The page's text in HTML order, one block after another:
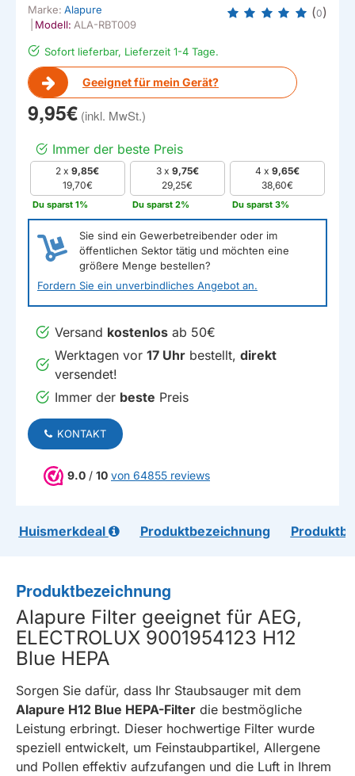
Sofort lieferbar, Lieferzeit 1-4 Tage.
Geeignet für mein Gerät?
Marke: Alapure
Modell: ALA-RBT009
(0)
9,95€
Immer der beste Preis
2 x9,85€
19,70€
Du sparst 1%
3 x 9,75€
29,25€
Du sparst 2%
4 x 9,65€
38,60€
Du sparst 3%
Sie sind ein Gewerbetreibender oder im
öffentlichen Sektor tätig und möchten eine
größere Menge bestellen?
Fordern Sie ein unverbindliches Angebot an.
Versand kostenlos ab 50€
Werktagen vor 17 Uhr bestellt, direkt
versendet!
Immer der beste Preis
KONTAKT
9.0 / 10 von 64855 reviews
Huismerkdeal Produktbezeichnung
Produktbezeichnung
Alapure Filter geeignet für AEG,
ELECTROLUX 9001954123 H12
Blue HEPA
Sorgen Sie dafür, dass Ihr Staubsauger mit dem
Alapure H12 Blue HEPA-Filter die bestmögliche
Leistung erbringt. Dieser hochwertige Filter wurde
speziell entwickelt, um Feinstaubpartikel, Allergene
und Pollen effektiv aufzufangen und die Luft in Ihrem